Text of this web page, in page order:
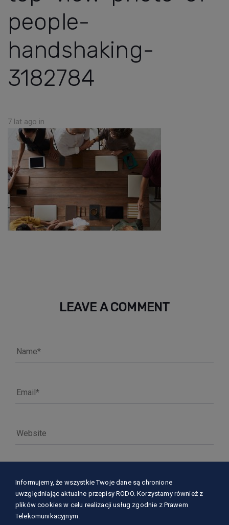
people-
handshaking-
3182784
7 lat ago in
LEAVE A COMMENT
Informujemy, że wszystkie Twoje dane są chronione
uwzględniając aktualne przepisy RODO. Korzystamy również z
plików cookies w celu realizacji usług zgodnie z Prawem
Telekomunikacyjnym.